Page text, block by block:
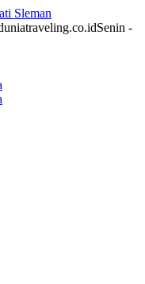
Sleman
Senin -